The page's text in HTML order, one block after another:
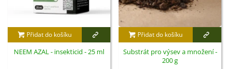
Přidat do košíku
NEEM AZAL - insekticid - 25 ml
Přidat do košíku
Substrát pro výsev a množení -
200 g